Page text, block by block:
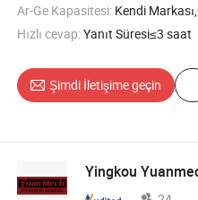
Ar-Ge Kapasitesi: Kendi
Hızlı cevap:Yanıt Süresi≤3 saat
Şimdi İletişime geçin
Yingkou